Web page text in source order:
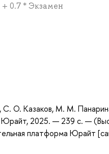
0.7 * Экзамен
С. О. Казаков, М. М.
Юрайт, 2025. — 239 с. —
платформа Юрайт